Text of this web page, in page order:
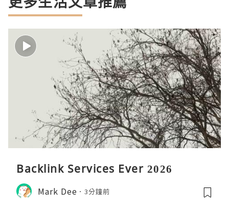
Backlink Services Ever 2026
Mark Dee 3分鐘前